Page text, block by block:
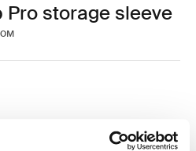
Pro storage sleeve
Чёрный (selected)